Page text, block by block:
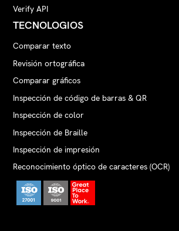
Verify API
TECNOLOGIOS
Comparar texto
Revisión ortográfica
Comparar gráficos
Inspección de código de barras & QR
Inspección de color
Inspección de Braille
Inspección de impresión
Reconocimiento óptico de caracteres (OCR)